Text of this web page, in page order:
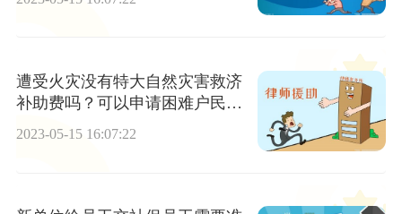
遭受火灾没有特大自然灾害救济
补助费吗？可以申请困难户民政
救济补助金吗？
2023-05-15 16:07:22